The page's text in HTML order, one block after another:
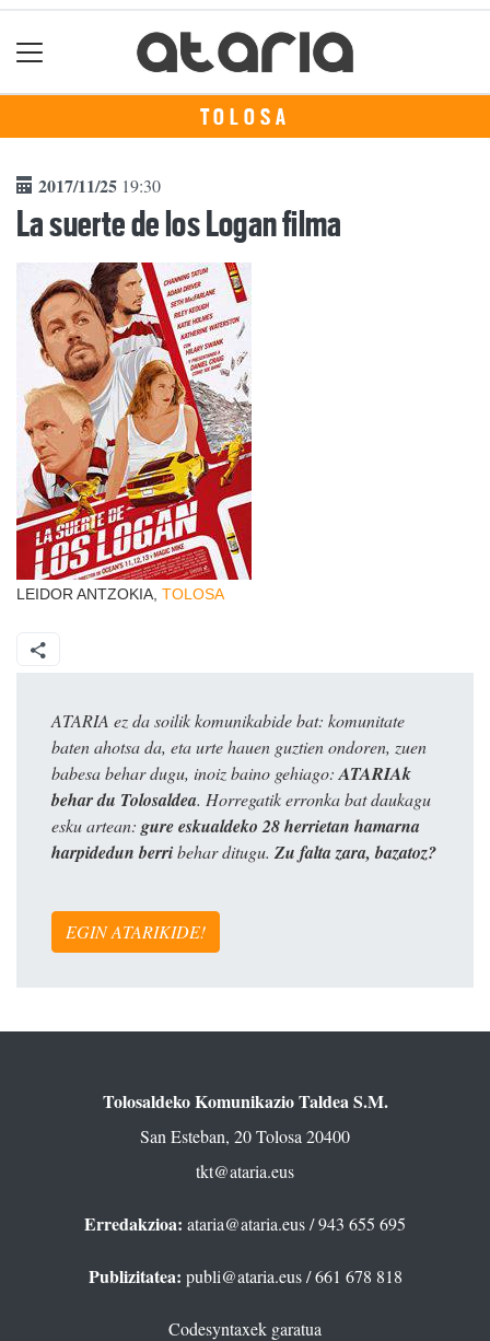
TOLOSA
2017/11/25 19:30
La suerte de los Logan filma
LEIDOR ANTZOKIA, TOLOSA
ATARIA ez da soilik komunikabide bat: komunitate
baten ahotsa da, eta urte hauen guztien ondoren, zuen
babesa behar dugu, inoiz baino gehiago:ATARIAk
behar du Tolosaldea. Horregatik erronka bat daukagu
esku artean: gure eskualdeko 28 herrietan hamarna
harpidedun berribehar ditugu. Zu falta zara, bazatoz?
EGIN ATARIKIDE!
Tolosaldeko Komunikazio Taldea S.M.
San Esteban, 20 Tolosa 20400
tkt@ataria.eus
Erredakzioa: ataria@ataria.eus/ 943 655 695
Publizitatea: publi@ataria.eus/ 661 678 818
Codesyntaxek garatua